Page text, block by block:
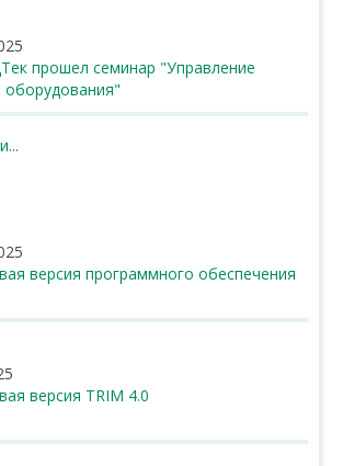
прошел семинар "Управление
версия программного обеспечения
версия TRIM 4.0